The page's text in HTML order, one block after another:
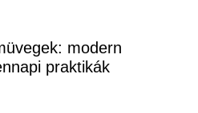
modern
praktikák